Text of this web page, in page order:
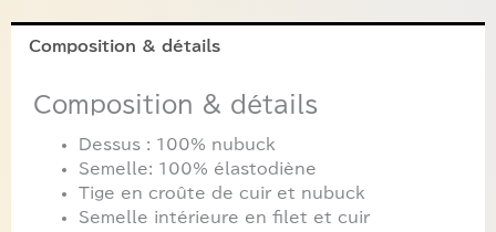
Composition & détails
Composition & détails
Dessus : 100% nubuck
Semelle: 100% élastodiène
Tige en croûte de cuir et nubuck
Semelle intérieure en filet et cuir